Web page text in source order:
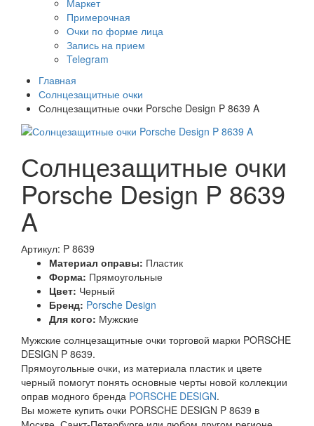
Маркет
Примерочная
Очки по форме лица
Запись на прием
Telegram
Главная
Солнцезащитные очки
Солнцезащитные очки Porsche Design P 8639 A
Солнцезащитные очки
Porsche Design P 8639
A
Артикул: P 8639
Материал оправы: Пластик
Форма: Прямоугольные
Цвет: Черный
Бренд: Porsche Design
Для кого: Мужские
Мужские солнцезащитные очки торговой марки PORSCHE
DESIGN P 8639.
Прямоугольные очки, из материала пластик и цвете
черный помогут понять основные черты новой коллекции
оправ модного бренда PORSCHE DESIGN.
Вы можете купить очки PORSCHE DESIGN P 8639 в